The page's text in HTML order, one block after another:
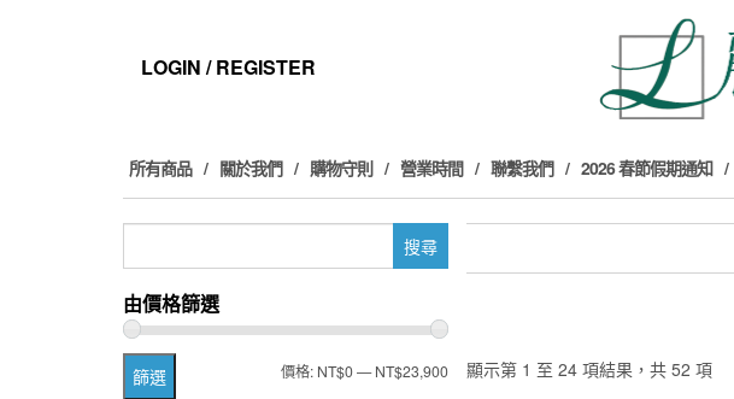
LOGIN / REGISTER
所有商品 關於我們 購物守則 營業時間 聯繫我們 2026 春節假期通知
鍵
字:
由價格篩選
最最
篩選 價格: NT$0—NT$23,900 顯示第 1 至 24 項結果，共 52 項